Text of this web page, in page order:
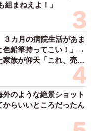
まねえよ！」
カ月の病院生活があま
色鉛筆持ってこい！」→
家族が仰天「これ、売れ
外のような絶景ショット
からいいところだったん